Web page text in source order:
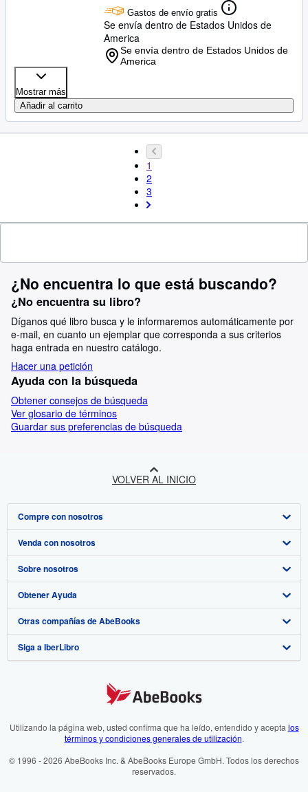
Gastos de envío gratis
Se envía dentro de Estados Unidos de
America
Se envía dentro de Estados Unidos de
America
Mostrar más
Añadir al carrito
1
2
3
¿No encuentra lo que está buscando?
¿No encuentra su libro?
Díganos qué libro busca y le informaremos automáticamente por
e-mail, en cuanto un ejemplar que corresponda a sus criterios
haga entrada en nuestro catálogo.
Hacer una petición
Ayuda con la búsqueda
Obtener consejos de búsqueda
Ver glosario de términos
Guardar sus preferencias de búsqueda
VOLVER AL INICIO
Compre con nosotros
Búsqueda avanzada
Colecciones
Mi cuenta
Mis pedidos
Ver carrito
Venda con nosotros
Comenzar a vender
Únase a nuestro programa de afiliados
Recomiende un vendedor
Sobre nosotros
Sobre IberLibro
Medios
Empleo
Preferencias de cookies
Aviso de cookies
Obtener Ayuda
Preguntas frecuentes y guías
Atención al Cliente
Otras compañías de AbeBooks
AbeBooks.com
AbeBooks.fr
Siga a IberLibro
Utilizando la página web, usted confirma que ha leído, entendido y acepta los
términos y condiciones generales de utilización.
© 1996 - 2026 AbeBooks Inc. & AbeBooks Europe GmbH. Todos los derechos
reservados.